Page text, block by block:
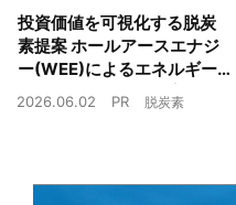
投資価値を可視化する脱炭
素提案 ホールアースエナジ
ー(WEE)によるエネルギー
戦略とは｜工場脱炭素の進
2026.06.02 PR 脱炭素